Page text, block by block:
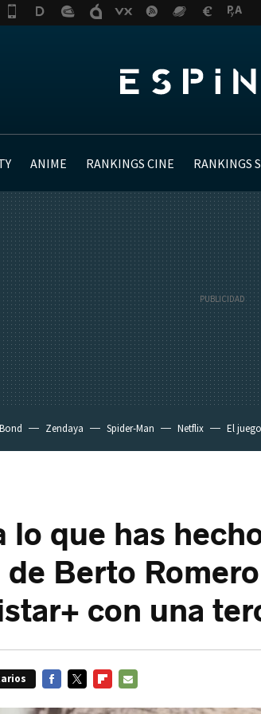
ANIME RANKINGS CINE RANKINGS
Zendaya Spider-Man Netflix El
lo que has
Berto
con una